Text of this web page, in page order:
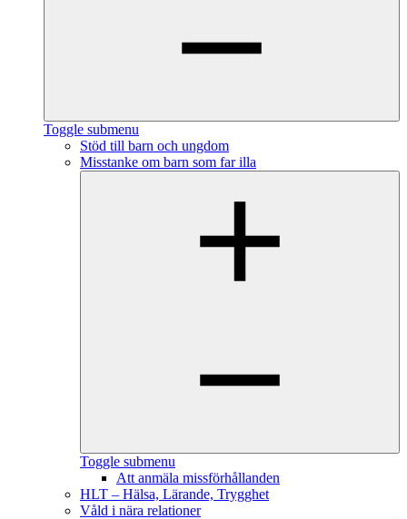
Toggle submenu
Stöd till barn och ungdom
Misstanke om barn som far illa
Toggle submenu
Att anmäla missförhållanden
HLT – Hälsa, Lärande, Trygghet
Våld i nära relationer